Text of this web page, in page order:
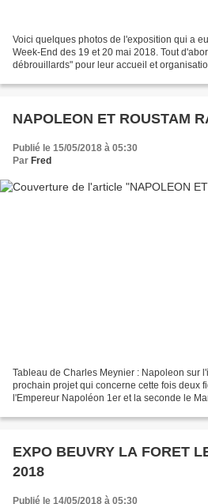
Voici quelques photos de l'exposition qui a
Week-End des 19 et 20 mai 2018. Tout
débrouillards" pour leur accueil et
NAPOLEON ET ROUSTAM
Publié le 15/05/2018 à 05:30
Par Fred
Tableau de Charles Meynier : Napoleon sur
prochain projet qui concerne cette fois deux
l'Empereur Napoléon 1er et la seconde le
EXPO BEUVRY LA FORET
2018
Publié le 14/05/2018 à 05:30